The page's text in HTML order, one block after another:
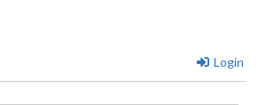
Login